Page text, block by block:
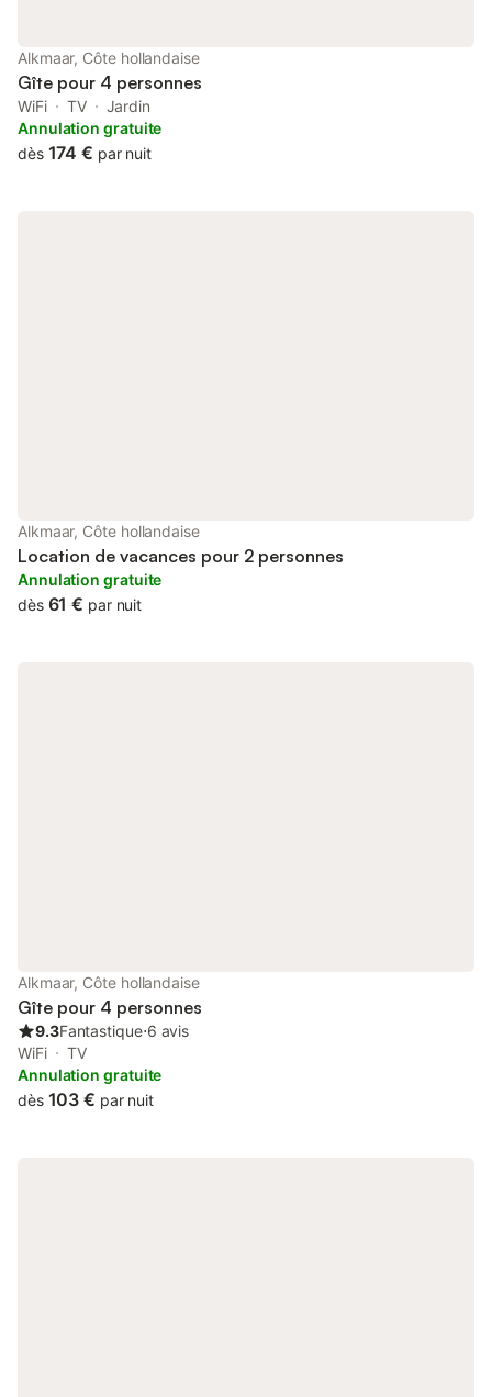
Alkmaar, Côte hollandaise
Gîte pour 4 personnes
WiFi TV
Jardin
Annulation gratuite
dès 174 € par nuit
Alkmaar, Côte hollandaise
Location de vacances pour 2 personnes
Annulation gratuite
dès 61 € par nuit
Alkmaar, Côte hollandaise
Gîte pour 4 personnes
9.3Fantastique⋅6 avis
WiFi
TV
Annulation gratuite
dès 103 € par nuit